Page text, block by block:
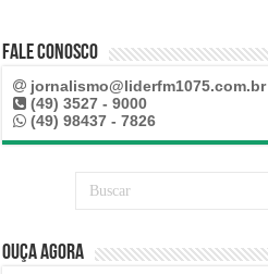
Fale Conosco
jornalismo@liderfm1075.com.br
(49) 3527 - 9000
(49) 98437 - 7826
Ouça Agora